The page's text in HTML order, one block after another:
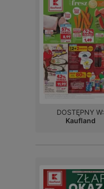
DOSTĘPNY W:
Kaufland